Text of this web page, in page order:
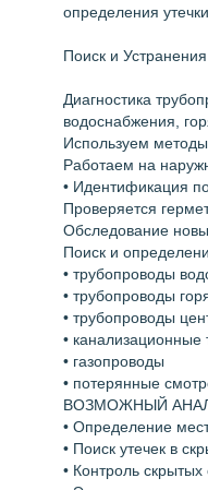
определения
Поиск и
Диагностика
водоснабжения,
Используем
Работаем на
• Идентификация
Проверяется
Обследование
Поиск и
• трубопроводы
• трубопроводы
• трубопроводы
• канализационные
• газопроводы
• потерянные
ВОЗМОЖНЫЙ
• Определение
• Поиск утечек в
• Контроль